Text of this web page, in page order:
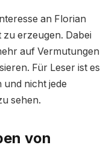
an Florian
erzeugen. Dabei
auf Vermutungen
Für Leser ist es
nicht jede
sehen.
von